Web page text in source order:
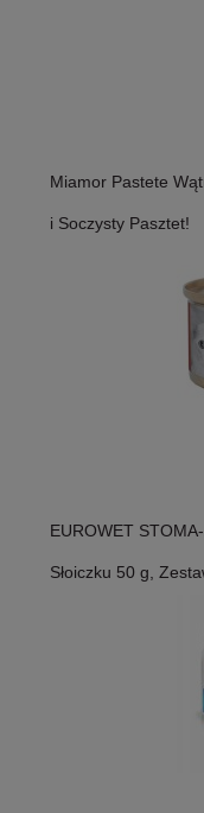
Miamor Pastete
i Soczysty Pasztet!
EUROWET
Słoiczku 50 g,